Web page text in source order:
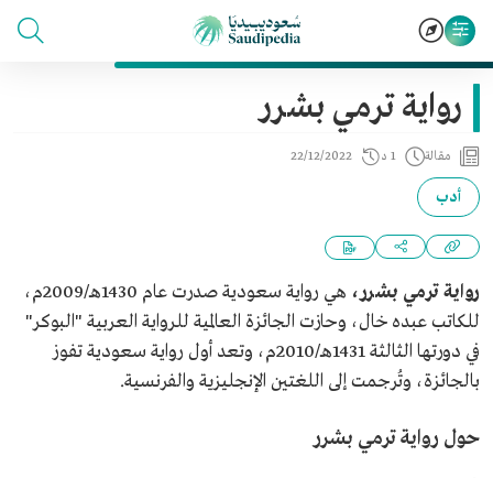
رواية ترمي بشرر
مقالة 1 د 22/12/2022
أدب
رواية ترمي بشرر،
هي رواية سعودية صدرت عام 1430هـ/2009م،
للكاتب عبده خال، وحازت الجائزة العالمية للرواية العربية "البوكر"
في دورتها الثالثة 1431هـ/2010م، وتعد أول رواية سعودية تفوز
بالجائزة، وتُرجمت إلى اللغتين الإنجليزية والفرنسية.
حول رواية ترمي بشرر